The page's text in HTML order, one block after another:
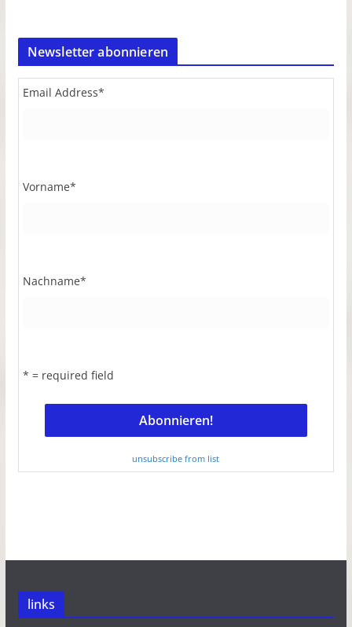
Newsletter abonnieren
Email Address*
Vorname*
Nachname*
* = required field
unsubscribe from list
links